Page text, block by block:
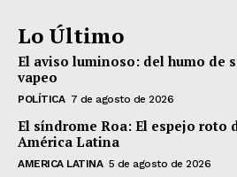
Lo Último
El aviso luminoso: del humo de
vapeo
POLÍTICA 7 de agosto de 2026
El síndrome Roa: El espejo roto
América Latina
AMERICA LATINA 5 de agosto de 2026